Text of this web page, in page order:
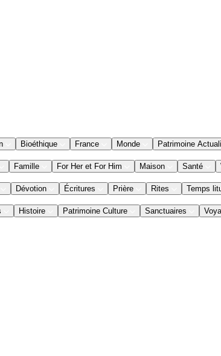
Bioéthique France Monde Patrimoine
Famille For Her et For Him Maison Santé
Dévotion Écritures Prière Rites Temps
Histoire Patrimoine Culture Sanctuaires